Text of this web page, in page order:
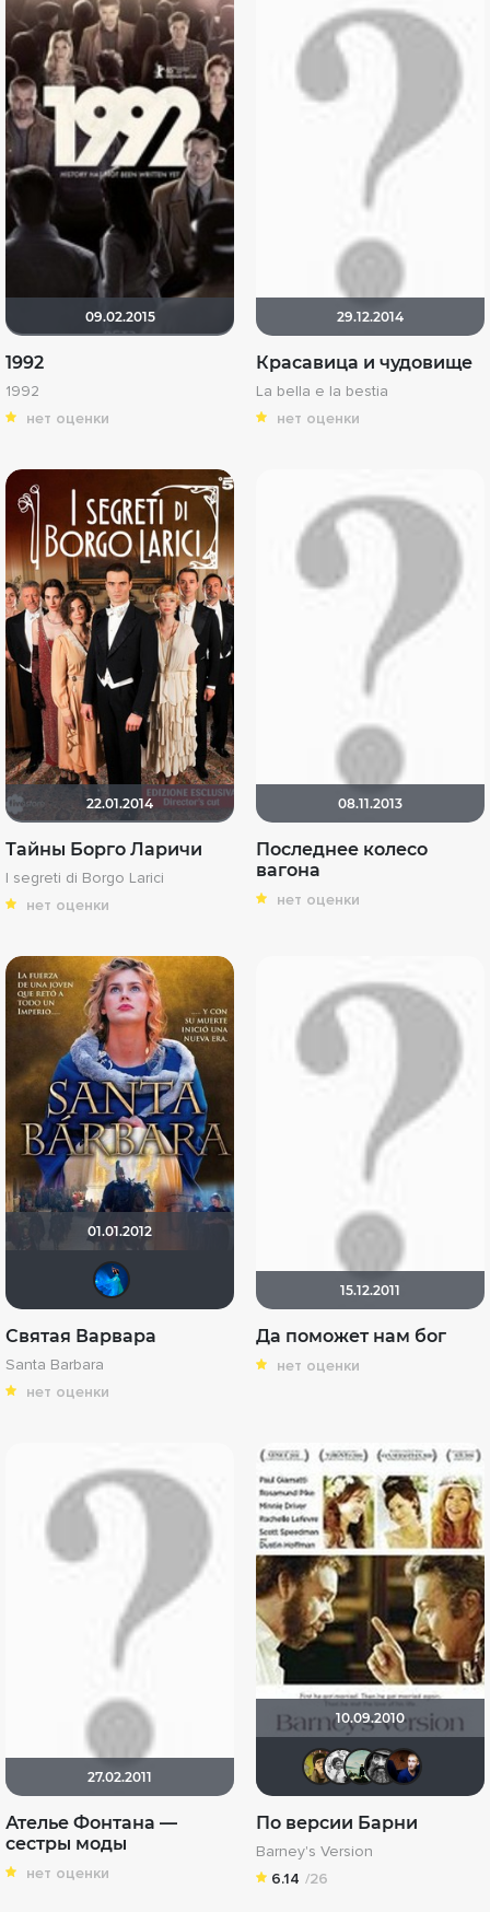
09.02.2015
1992
1992
нет оценки
29.12.2014
Красавица и чудовище
La bella e la bestia
нет оценки
22.01.2014
Тайны Борго Ларичи
I segreti di Borgo Larici
нет оценки
08.11.2013
Последнее колесо
вагона
нет оценки
01.01.2012
АНГЕЛ
Святая Варвара
Santa Barbara
нет оценки
15.12.2011
Да поможет нам бог
нет оценки
27.02.2011
Ателье Фонтана —
сестры моды
нет оценки
10.09.2010
По версии Барни
Barney's Version
6.14 /26